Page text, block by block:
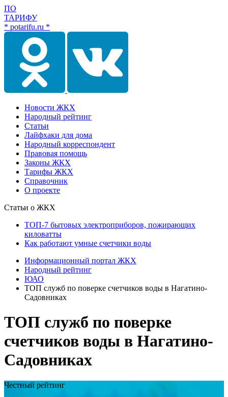
ПО
ТАРИФУ
* potarifu.ru *
Новости ЖКХ
Народный рейтинг
Статьи
Лайфхаки для дома
Народный корреспондент
Правовая помощь
Законы ЖКХ
Тарифы ЖКХ
Справочник
О проекте
Статьи о ЖКХ
ТОП-7 бытовых электроприборов, пожирающих
киловатты
Как работают умные счетчики воды
Информационный портал ЖКХ
Народный рейтинг
ЮАО
ТОП служб по поверке счетчиков воды в Нагатино-
Садовниках
ТОП служб по поверке
счетчиков воды в Нагатино-
Садовниках
Честный рейтинг